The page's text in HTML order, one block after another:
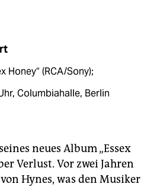
Honey“ (RCA/Sony);
Columbiahalle, Berlin
neues Album „Essex
Verlust. Vor zwei Jahren
Hynes, was den Musiker